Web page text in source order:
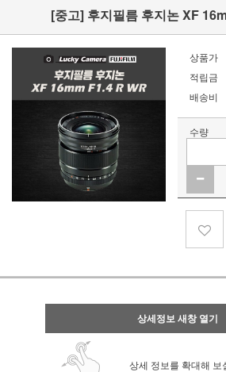
[중고] 후지필름 후지논 XF
상품가
적립금
배송비
수량
상세정보 새창 열기
상세 정보를 확대해 보